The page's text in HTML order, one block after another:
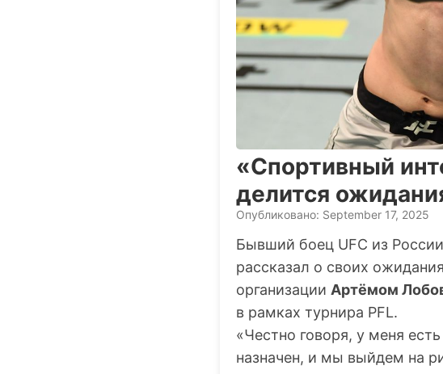
«Спортивный
делится
Опубликовано: September 17, 2025
Бывший боец UFC из
рассказал о своих
организации Артёмом
в рамках турнира PFL.
«Честно говоря, у меня
назначен, и мы выйдем на